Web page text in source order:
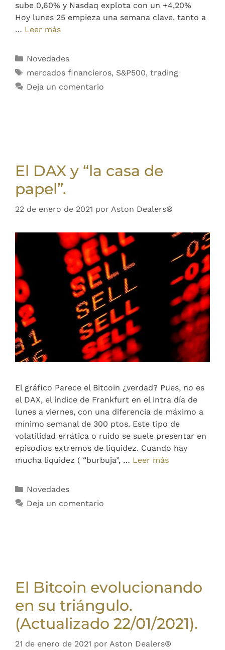
sube 0,60% y Nasdaq explota con un +4,20%
Hoy lunes 25 empieza una semana clave, tanto a
… Leer más
Novedades
mercados financieros, S&P500, trading
Deja un comentario
El DAX y “la casa de
papel”.
22 de enero de 2021 por Aston Dealers®
El gráfico Parece el Bitcoin ¿verdad? Pues, no es
el DAX, el índice de Frankfurt en el intra día de
lunes a viernes, con una diferencia de máximo a
mínimo semanal de 300 ptos. Este tipo de
volatilidad errática o ruido se suele presentar en
episodios extremos de liquidez. Cuando hay
mucha liquidez ( “burbuja”, … Leer más
Novedades
Deja un comentario
El Bitcoin evolucionando
en su triángulo.
(Actualizado 22/01/2021).
21 de enero de 2021 por Aston Dealers®